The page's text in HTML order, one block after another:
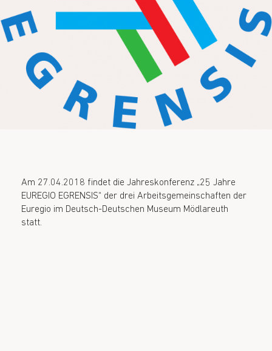
Am 27.04.2018 findet die Jahreskonferenz „25 Jahre
EUREGIO EGRENSIS“ der drei Arbeitsgemeinschaften der
Euregio im Deutsch-Deutschen Museum Mödlareuth
statt.